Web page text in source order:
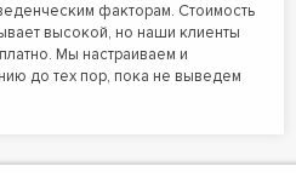
факторам. Стоимость
высокой, но наши клиенты
Мы настраиваем и
до тех пор, пока не выведем